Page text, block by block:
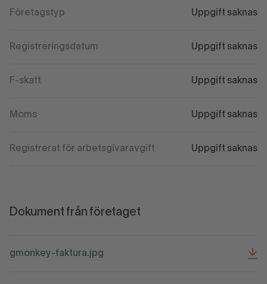
Företagstyp Uppgift saknas
Registreringsdatum Uppgift saknas
F-skatt Uppgift saknas
Moms Uppgift saknas
Registrerat för arbetsgivaravgift Uppgift saknas
Dokument från företaget
gmonkey-faktura.jpg